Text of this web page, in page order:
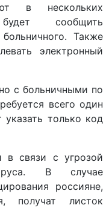
в нескольких
сообщить
Также
электронный
с больничными по
всего один
только код
в связи с угрозой
В случае
россияне,
получат листок